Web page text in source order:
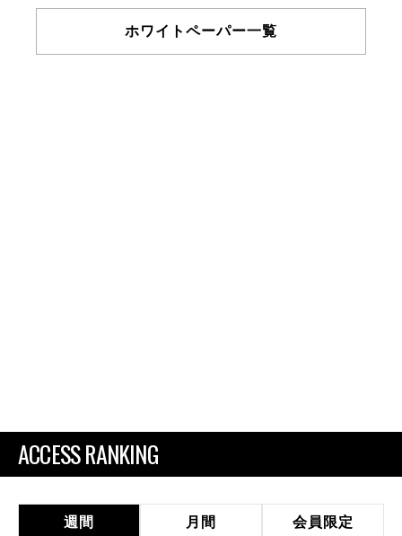
ホワイトペーパー一覧
ACCESS RANKING
週間 月間 会員限定